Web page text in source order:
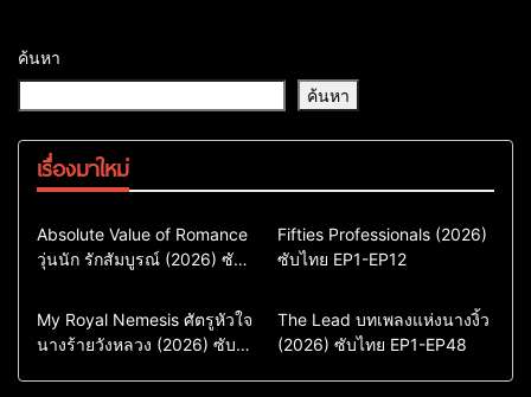
ค้นหา
ค้นหา
เรื่องมาใหม่
Comedy
Drama
ซีรี่ย์เกาหลี
ซีรี่ย์เกาหลีพากย์ไทย
Absolute Value of Romance
วุ่นนัก รักสัมบูรณ์ (2026) ซับ
Action & Adventure
Comedy
Drama
ซีรี่ย์เกาหลีซับไทย
Fifties Professionals (2026)
ซับไทย EP1-EP12
Comedy
Drama
Sci-Fi & Fantasy
My Royal Nemesis ศัตรูหัวใจ
นางร้ายวังหลวง (2026) ซับ
Drama
ซีรี่ย์จีน
ซีรี่ย์จีนซับไทย
The Lead บทเพลงแห่งนางงิ้ว
(2026) ซับไทย EP1-EP48